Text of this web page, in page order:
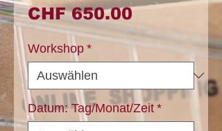
CHF 650.00Preis
Workshop *
Datum: Tag/Monat/Zeit *